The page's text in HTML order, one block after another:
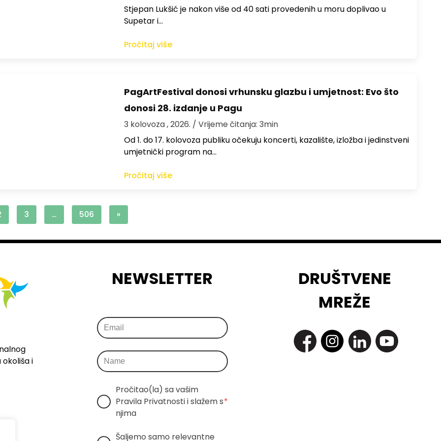
St​jepan Lukšić je nakon više od 40 sati provedenih u moru doplivao u
Supetar i…
Pročitaj više
PagArtFestival donosi vrhunsku glazbu i umjetnost: Evo što
donosi 28. izdanje u Pagu
3 kolovoza , 2026. / Vrijeme čitanja: 3min
Od 1. do 17. kolovoza publiku očekuju koncerti, kazalište, izložba i jedinstveni
umjetnički program na…
Pročitaj više
3 … 506 »
i
NEWSLETTER
Pročitao(la) sa vašim
Pravila Privatnosti i slažem s
njima
*
Šaljemo samo relevantne
DRUŠTVENE
MREŽE